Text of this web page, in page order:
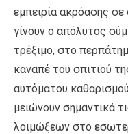
εμπειρία ακρόασης
γίνουν ο απόλυτος
τρέξιμο, στο
καναπέ του σπιτιού
αυτόματου
μειώνουν σημαντικά
λοιμώξεων στο